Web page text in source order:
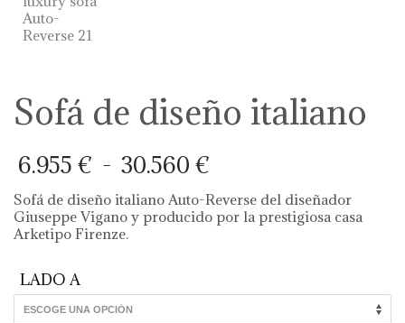
Sofá de diseño italiano
6.955 € - 30.560 €
precios:
desde
6.955 €
Sofá de diseño italiano Auto-Reverse del diseñador
Giuseppe Vigano y producido por la prestigiosa casa
Arketipo Firenze.
LADO A